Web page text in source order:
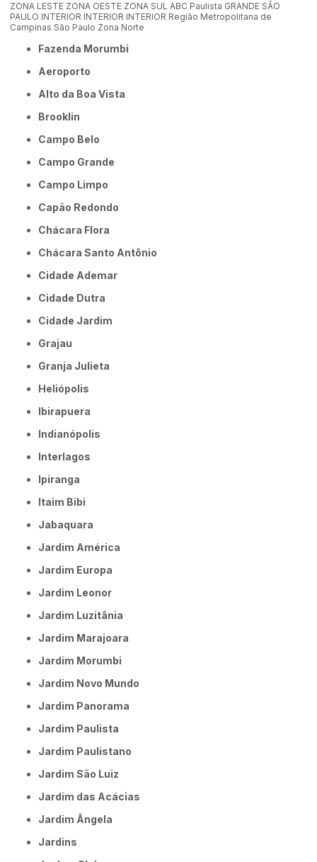
ZONA LESTE ZONA OESTE ZONA SUL ABC Paulista GRANDE SÃO
PAULO INTERIOR INTERIOR INTERIOR Região Metropolitana de
Campinas São Paulo Zona Norte
Fazenda Morumbi
Aeroporto
Alto da Boa Vista
Brooklin
Campo Belo
Campo Grande
Campo Limpo
Capão Redondo
Chácara Flora
Chácara Santo Antônio
Cidade Ademar
Cidade Dutra
Cidade Jardim
Grajau
Granja Julieta
Heliópolis
Ibirapuera
Indianópolis
Interlagos
Ipiranga
Itaim Bibi
Jabaquara
Jardim América
Jardim Europa
Jardim Leonor
Jardim Luzitânia
Jardim Marajoara
Jardim Morumbi
Jardim Novo Mundo
Jardim Panorama
Jardim Paulista
Jardim Paulistano
Jardim São Luiz
Jardim das Acácias
Jardim Ângela
Jardins